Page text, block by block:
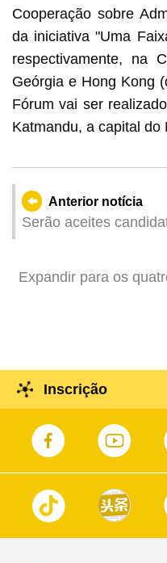
Cooperação sobre
da iniciativa "Uma
respectivamente, na
Geórgia e Hong Kong
Fórum vai ser
Katmandu, a capital do
Anterior notícia
Serão aceites
Espectáculos
Expandir para os
Inscrição